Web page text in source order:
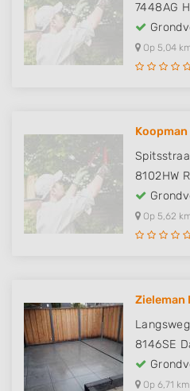
7448AG
Op 5,04
8102HW
Op 5,62
Zieleman
8146SE
Op 6,71